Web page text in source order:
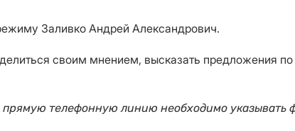
Заливко Андрей Александрович.
своим мнением, высказать предложения
телефонную линию необходимо указывать